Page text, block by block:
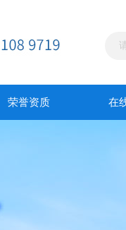
荣誉资质 在